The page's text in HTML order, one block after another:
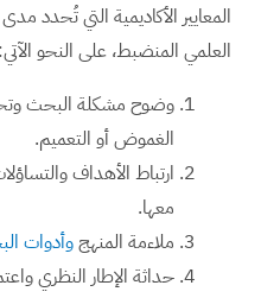
المعايير الأكاديمية التي تُحدد
العلمي المنضبط، على النحو الآتي:
وضوح مشكلة البحث
الغموض أو التعميم.
ارتباط الأهداف
معها.
ملاءمة المنهجوأدوات
حداثة الإطار النظري